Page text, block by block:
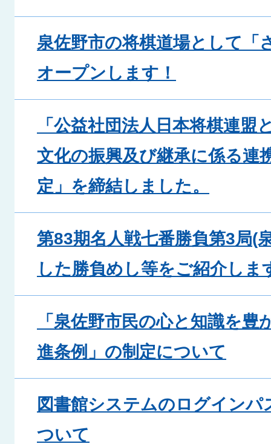
泉佐野市の将棋道場として「
オープンします！
「公益社団法人日本将棋連盟
文化の振興及び継承に係る連
定」を締結しました。
第83期名人戦七番勝負第3局(
した勝負めし等をご紹介しま
「泉佐野市民の心と知識を豊
進条例」の制定について
図書館システムのログインパ
ついて